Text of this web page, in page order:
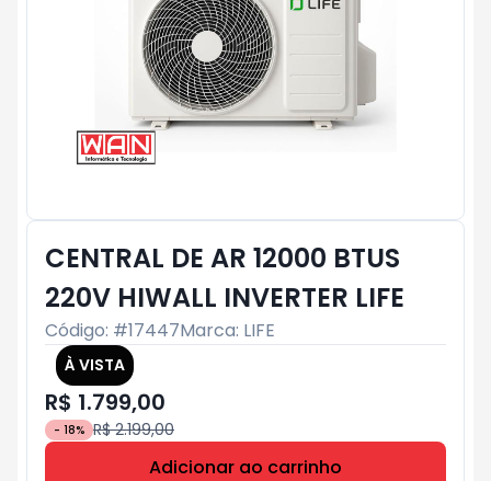
CENTRAL DE AR 12000 BTUS
220V HIWALL INVERTER LIFE
Código: #17447Marca: LIFE
À VISTA
R$ 1.799,00
- 18% R$ 2.199,00
Adicionar ao carrinho